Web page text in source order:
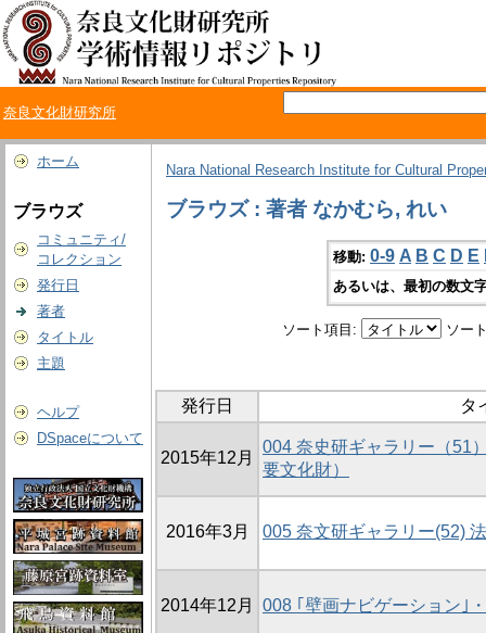
奈良文化財研究所
ホーム
ブラウズ
コミュニティ/
コレクション
発行日
著者
タイトル
主題
ヘルプ
DSpaceについて
Nara National Research Institute for Cultural
ブラウズ : 著者 なかむら, れい
移動: 0-9 A B C D E
あるいは、最初の数文
ソート項目: ソー
発行日 タ
2015年12月
004 奈史研ギャラリー（51
要文化財）
2016年3月 005 奈文研ギャラリー(52)
2014年12月 008 ｢壁画ナビゲーション｣